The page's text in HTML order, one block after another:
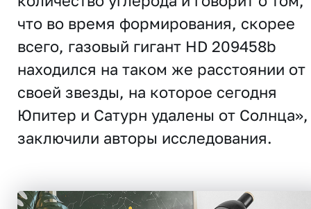
что во время формирования, скорее
всего, газовый гигант HD 209458b
находился на таком же расстоянии от
своей звезды, на которое сегодня
Юпитер и Сатурн удалены от Солнца»,
заключили авторы исследования.